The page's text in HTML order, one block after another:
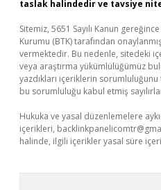
taslak halindedir ve tavsiye
Sitemiz, 5651 Sayılı Kanun
Kurumu (BTK) tarafından
vermektedir. Bu nedenle, sitedeki
veya araştırma yükümlülüğümüz
yazdıkları içeriklerin
bu sorumluluğu kabul etmiş
Hukuka ve yasal düzenlemelere
içerikleri,
halinde, ilgili içerikler yasal süre